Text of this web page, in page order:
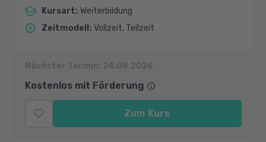
Kursart: Weiterbildung
Zeitmodell : Vollzeit, Teilzeit
Nächster Termin: 24.08.2026
Kostenlos mit Förderung
Zum Kurs